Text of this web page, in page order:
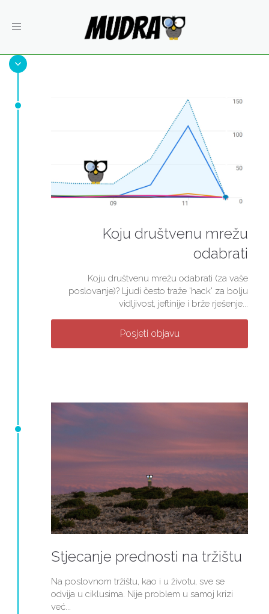
Toggle
Koju društvenu mrežu
odabrati
Koju društvenu mrežu odabrati (za vaše
poslovanje)? Ljudi često traže 'hack' za bolju
vidljivost, jeftinije i brže rješenje...
Posjeti objavu
Stjecanje prednosti na tržištu
Na poslovnom tržištu, kao i u životu, sve se
odvija u ciklusima. Nije problem u samoj krizi
već...